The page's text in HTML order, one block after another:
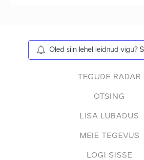
Oled siin lehel leidnud vigu?
TEGUDE RADAR
OTSING
LISA LUBADUS
MEIE TEGEVUS
LOGI SISSE